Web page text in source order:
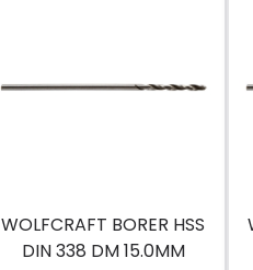
WOLFCRAFT BORER HSS
DIN 338 DM 15.0MM